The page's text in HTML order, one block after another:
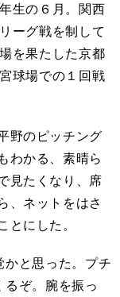
生の６月。関西
ーグ戦を制して
を果たした京都
球場での１回戦
野のピッチング
わかる、素晴ら
見たくなり、席
、ネットをはさ
にした。
と思った。プチ
ぞ。腕を振っ